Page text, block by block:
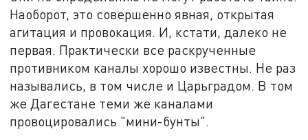
Наоборот, это совершенно явная, открытая
агитация и провокация. И, кстати, далеко не
первая. Практически все раскрученные
противником каналы хорошо известны. Не раз
назывались, в том числе и Царьградом. В том
же Дагестане теми же каналами
провоцировались "мини-бунты".